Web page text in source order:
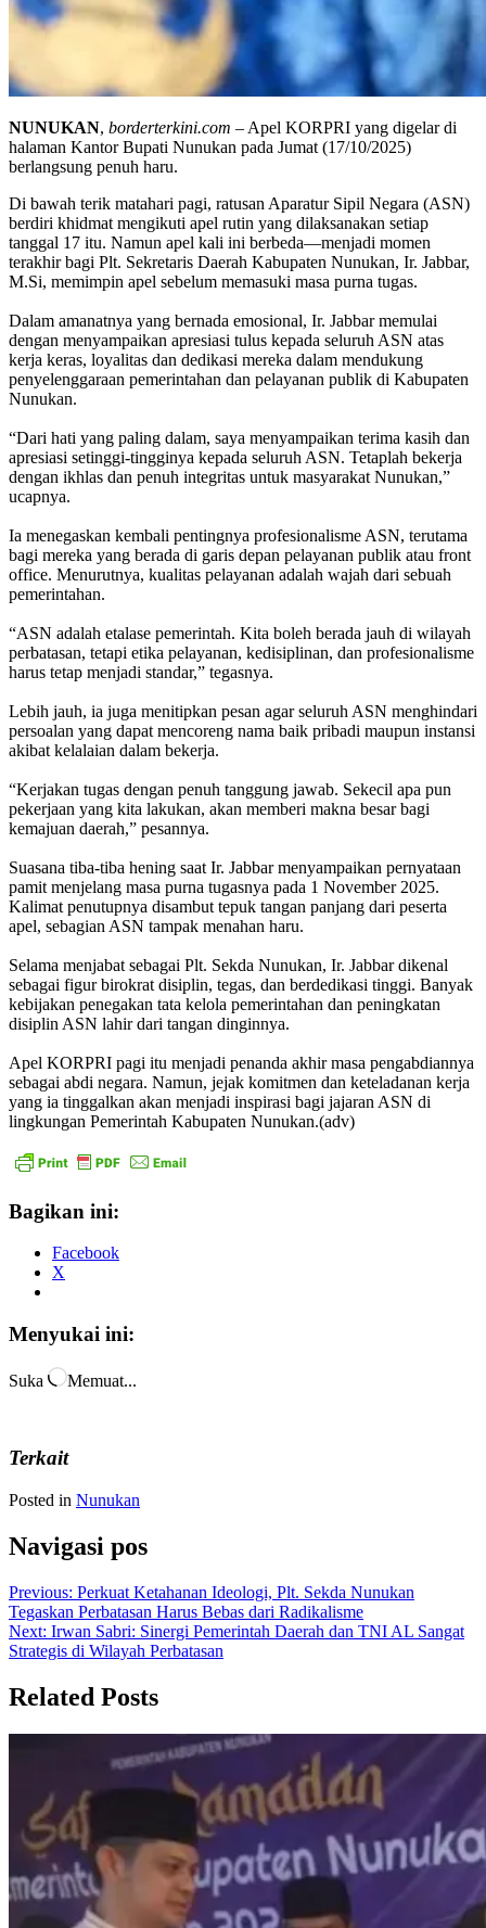
NUNUKAN, borderterkini.com – Apel KORPRI yang digelar di
halaman Kantor Bupati Nunukan pada Jumat (17/10/2025)
berlangsung penuh haru.
Di bawah terik matahari pagi, ratusan Aparatur Sipil Negara (ASN)
berdiri khidmat mengikuti apel rutin yang dilaksanakan setiap
tanggal 17 itu. Namun apel kali ini berbeda—menjadi momen
terakhir bagi Plt. Sekretaris Daerah Kabupaten Nunukan, Ir. Jabbar,
M.Si, memimpin apel sebelum memasuki masa purna tugas.
Dalam amanatnya yang bernada emosional, Ir. Jabbar memulai
dengan menyampaikan apresiasi tulus kepada seluruh ASN atas
kerja keras, loyalitas dan dedikasi mereka dalam mendukung
penyelenggaraan pemerintahan dan pelayanan publik di Kabupaten
Nunukan.
“Dari hati yang paling dalam, saya menyampaikan terima kasih dan
apresiasi setinggi-tingginya kepada seluruh ASN. Tetaplah bekerja
dengan ikhlas dan penuh integritas untuk masyarakat Nunukan,”
ucapnya.
Ia menegaskan kembali pentingnya profesionalisme ASN, terutama
bagi mereka yang berada di garis depan pelayanan publik atau front
office. Menurutnya, kualitas pelayanan adalah wajah dari sebuah
pemerintahan.
“ASN adalah etalase pemerintah. Kita boleh berada jauh di wilayah
perbatasan, tetapi etika pelayanan, kedisiplinan, dan profesionalisme
harus tetap menjadi standar,” tegasnya.
Lebih jauh, ia juga menitipkan pesan agar seluruh ASN menghindari
persoalan yang dapat mencoreng nama baik pribadi maupun instansi
akibat kelalaian dalam bekerja.
“Kerjakan tugas dengan penuh tanggung jawab. Sekecil apa pun
pekerjaan yang kita lakukan, akan memberi makna besar bagi
kemajuan daerah,” pesannya.
Suasana tiba-tiba hening saat Ir. Jabbar menyampaikan pernyataan
pamit menjelang masa purna tugasnya pada 1 November 2025.
Kalimat penutupnya disambut tepuk tangan panjang dari peserta
apel, sebagian ASN tampak menahan haru.
Selama menjabat sebagai Plt. Sekda Nunukan, Ir. Jabbar dikenal
sebagai figur birokrat disiplin, tegas, dan berdedikasi tinggi. Banyak
kebijakan penegakan tata kelola pemerintahan dan peningkatan
disiplin ASN lahir dari tangan dinginnya.
Apel KORPRI pagi itu menjadi penanda akhir masa pengabdiannya
sebagai abdi negara. Namun, jejak komitmen dan keteladanan kerja
yang ia tinggalkan akan menjadi inspirasi bagi jajaran ASN di
lingkungan Pemerintah Kabupaten Nunukan.(adv)
Bagikan ini:
Facebook
X
Menyukai ini:
Suka Memuat...
Terkait
Posted in Nunukan
Navigasi pos
Previous: Perkuat Ketahanan Ideologi, Plt. Sekda Nunukan
Tegaskan Perbatasan Harus Bebas dari Radikalisme
Next: Irwan Sabri: Sinergi Pemerintah Daerah dan TNI AL Sangat
Strategis di Wilayah Perbatasan
Related Posts